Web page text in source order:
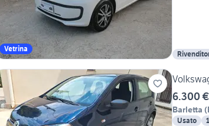
Vetrina
6.300 €
Barletta (
Usato